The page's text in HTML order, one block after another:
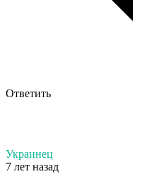
Ответить
Украинец
7 лет назад